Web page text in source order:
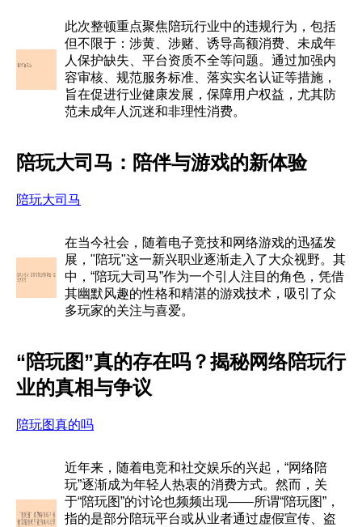
此次整顿重点聚焦陪玩行业中的违规行为，包括
但不限于：涉黄、涉赌、诱导高额消费、未成年
人保护缺失、平台资质不全等问题。通过加强内
容审核、规范服务标准、落实实名认证等措施，
旨在促进行业健康发展，保障用户权益，尤其防
范未成年人沉迷和非理性消费。
陪玩大司马：陪伴与游戏的新体验
陪玩大司马
在当今社会，随着电子竞技和网络游戏的迅猛发
展，"陪玩"这一新兴职业逐渐走入了大众视野。其
中，“陪玩大司马”作为一个引人注目的角色，凭借
其幽默风趣的性格和精湛的游戏技术，吸引了众
多玩家的关注与喜爱。
“陪玩图”真的存在吗？揭秘网络陪玩行
业的真相与争议
陪玩图真的吗
近年来，随着电竞和社交娱乐的兴起，“网络陪
玩”逐渐成为年轻人热衷的消费方式。然而，关
于“陪玩图”的讨论也频频出现——所谓“陪玩图”，
指的是部分陪玩平台或从业者通过虚假宣传、盗